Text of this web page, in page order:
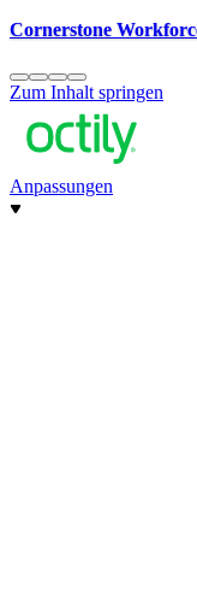
Cornerstone
Zum Inhalt springen
Anpassungen